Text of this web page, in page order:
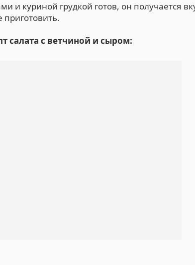
и куриной грудкой готов, он получается
приготовить.
салата с ветчиной и сыром: